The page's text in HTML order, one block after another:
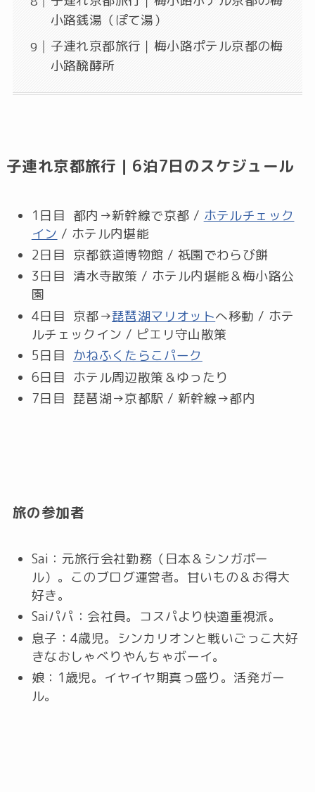
小路銭湯（ぽて湯）
子連れ京都旅行｜梅小路ポテル京都の梅
小路醗酵所
子連れ京都旅行｜6泊7日のスケジュール
1日目 都内→新幹線で京都 / ホテルチェック
イン / ホテル内堪能
2日目 京都鉄道博物館 / 祇園でわらび餅
3日目 清水寺散策 / ホテル内堪能＆梅小路公
園
4日目 京都→琵琶湖マリオットへ移動 / ホテ
ルチェックイン / ピエリ守山散策
5日目 かねふくたらこパーク
6日目 ホテル周辺散策＆ゆったり
7日目 琵琶湖→京都駅 / 新幹線→都内
旅の参加者
Sai：元旅行会社勤務（日本＆シンガポー
ル）。このブログ運営者。甘いもの＆お得大
好き。
Saiパパ：会社員。コスパより快適重視派。
息子：4歳児。シンカリオンと戦いごっこ大好
きなおしゃべりやんちゃボーイ。
娘：1歳児。イヤイヤ期真っ盛り。活発ガー
ル。